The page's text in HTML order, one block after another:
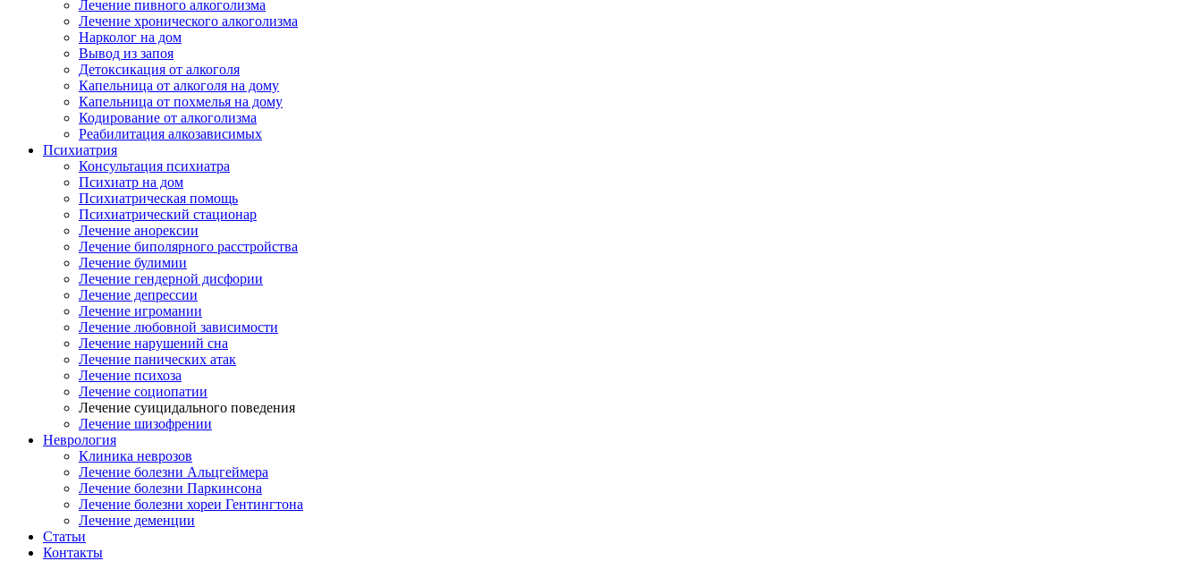
Лечение пивного алкоголизма
Лечение хронического алкоголизма
Нарколог на дом
Вывод из запоя
Детоксикация от алкоголя
Капельница от алкоголя на дому
Капельница от похмелья на дому
Кодирование от алкоголизма
Реабилитация алкозависимых
Психиатрия
Консультация психиатра
Психиатр на дом
Психиатрическая помощь
Психиатрический стационар
Лечение анорексии
Лечение биполярного расстройства
Лечение булимии
Лечение гендерной дисфории
Лечение депрессии
Лечение игромании
Лечение любовной зависимости
Лечение нарушений сна
Лечение панических атак
Лечение психоза
Лечение социопатии
Лечение суицидального поведения
Лечение шизофрении
Неврология
Клиника неврозов
Лечение болезни Альцгеймера
Лечение болезни Паркинсона
Лечение болезни хореи Гентингтона
Лечение деменции
Статьи
Контакты